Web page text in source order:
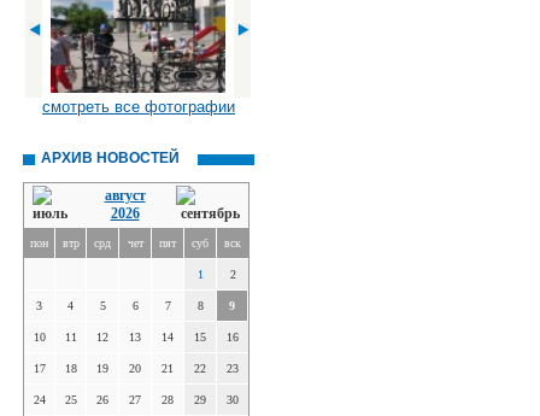
смотреть все фотографии
АРХИВ НОВОСТЕЙ
август
2026
пон втр срд чет пят суб вск
1 2
3 4 5 6 7 8 9
10 11 12 13 14 15 16
17 18 19 20 21 22 23
24 25 26 27 28 29 30